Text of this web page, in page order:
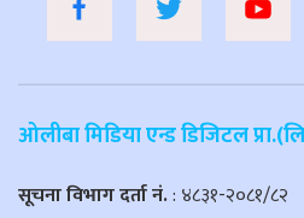
ओलीबा मिडिया एन्ड डिजिटल
सूचना विभाग दर्ता नं.: ४८३१-२०८१/८२